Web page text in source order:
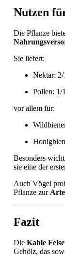
Nutzen
Die Pflanze
Sie liefert:
Nektar: 2/
Pollen: 1/1
vor allem für:
Besonders
sie eine der
Auch Vögel
Pflanze zur
Fazit
Die Kahle
Gehölz, das